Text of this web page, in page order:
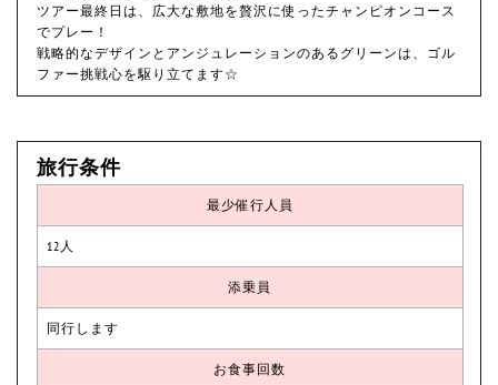
ツアー最終日は、広大な敷地を贅沢に使ったチャンピオンコース
でプレー！
戦略的なデザインとアンジュレーションのあるグリーンは、ゴル
ファー挑戦心を駆り立てます☆
旅行条件
最少催行人員
12人
添乗員
同行します
お食事回数